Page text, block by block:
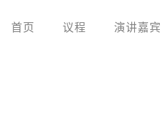
首页 议程 演讲嘉宾